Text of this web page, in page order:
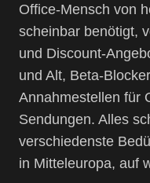
Office-Mensch von
scheinbar benötigt,
und Discount-
und Alt, Beta-
Annahmestellen für
Sendungen. Alles
verschiedenste
in Mitteleuropa, auf